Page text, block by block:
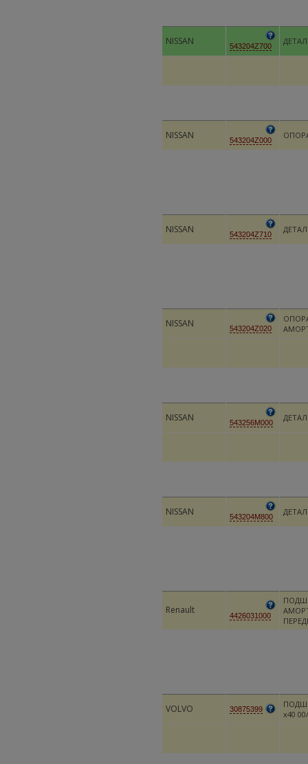
NISSAN 543204Z700
NISSAN 543204Z000
NISSAN 543204Z710
NISSAN 543204Z020
NISSAN 543256M000
NISSAN 543204M800
Renault 4426031000
VOLVO 30875399
х40